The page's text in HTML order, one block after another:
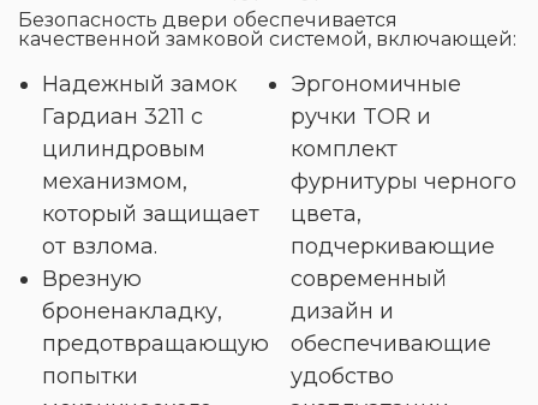
Безопасность двери обеспечивается
качественной замковой системой, включающей:
Надежный замок
Гардиан 3211 с
цилиндровым
механизмом,
который защищает
от взлома.
Врезную
броненакладку,
предотвращающую
попытки
Эргономичные
ручки TOR и
комплект
фурнитуры черного
цвета,
подчеркивающие
современный
дизайн и
обеспечивающие
удобство